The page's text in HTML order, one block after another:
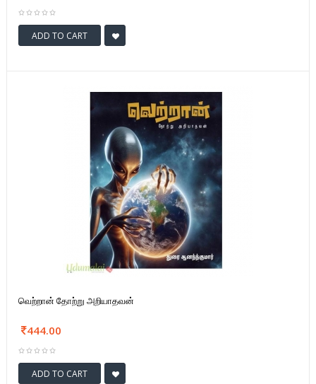
ADD TO CART
வெற்றான் தோற்று அறியாதவன்
444.00
ADD TO CART